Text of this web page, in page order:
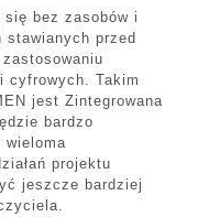
się bez zasobów i
przed
cyfrowych. Takim
jest Zintegrowana
bardzo
wieloma
projektu
jeszcze bardziej